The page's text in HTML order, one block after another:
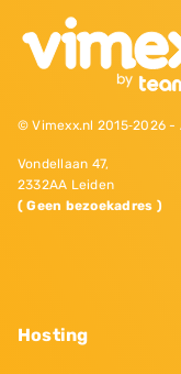
© Vimexx.nl 2015‐2026
Vondellaan 47,
2332AA Leiden
( Geen bezoekadres )
Hosting